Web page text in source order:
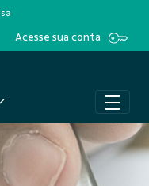
Acesse sua conta